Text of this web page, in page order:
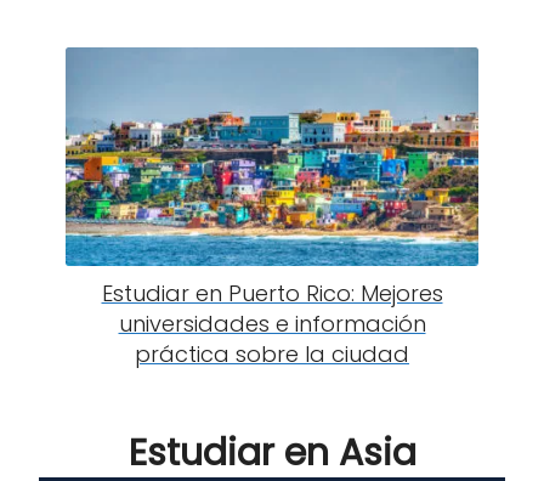
Estudiar en Puerto Rico: Mejores
universidades e información
práctica sobre la ciudad
Estudiar en Asia